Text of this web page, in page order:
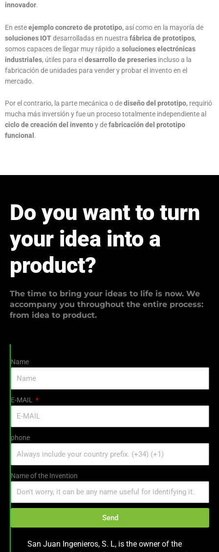
innovador.
En esteejemplo concreto de prototipo, así como en la mayoría de
soluciones IOTdesarrolladas en nuestra fábrica de prototipos,
somos capaces de llegar muy rápido a soluciones electrónicas
industriales, útiles para eldesarrollo de preseries incluso a la
fabricación de unidades para vender y probar el invento en el
mercado.
Por el contrario, la parte mecánica o dediseño del prototipo, requirió
mucha más inversión y fue un proceso totalmente independiente al
ciclo de creación del inventoy defabricación del prototipo
funcional .
Do you want to turn
your idea into a
product?
The time to bring your ideas to life is now. We
accompany you throughout the entire process:
from idea to product.
Name
E-MAIL
phone
Name of the Invention
Send
San Juan Ingenieros, S. L, is the owner of the